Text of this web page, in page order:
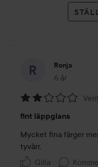
Ronja
6 år
Inlägget
2
av
5
fint läppglans
Mycket fina färger
tyvärr.
Gilla